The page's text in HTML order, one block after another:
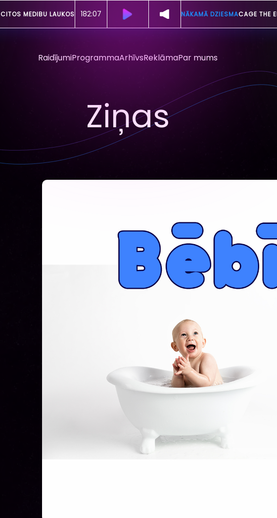
CITOS MEDIBU LAUKOS 182:03 NĀKAMĀ DZIESMACAGE THE
RaidījumiProgrammaArhīvsReklāmaPar mums
Ziņas